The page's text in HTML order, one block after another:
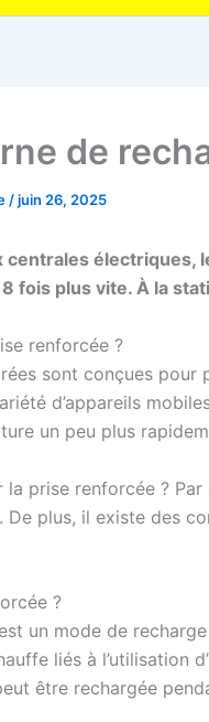
de
/juin 26, 2025
centrales électriques,
8 fois plus vite. À la
renforcée ?
sont conçues pour
d’appareils
un peu plus
la prise renforcée ?
plus, il existe des
?
un mode de
liés à l’utilisation
être rechargée